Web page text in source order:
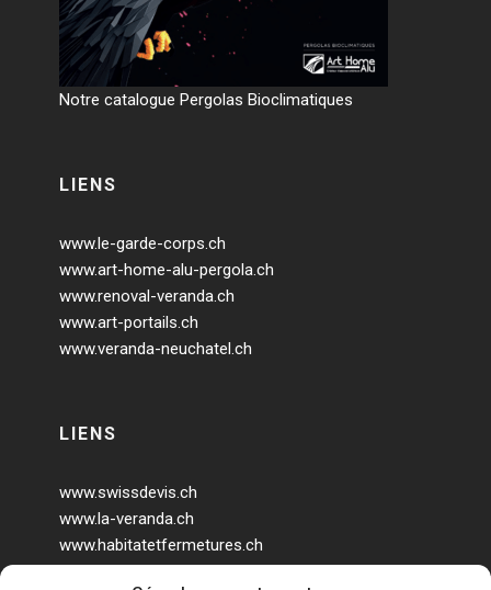
Notre catalogue Pergolas Bioclimatiques
LIENS
www.le-garde-corps.ch
www.art-home-alu-pergola.ch
www.renoval-veranda.ch
www.art-portails.ch
www.veranda-neuchatel.ch
LIENS
www.swissdevis.ch
www.la-veranda.ch
www.habitatetfermetures.ch
www.veranda-geneve.ch